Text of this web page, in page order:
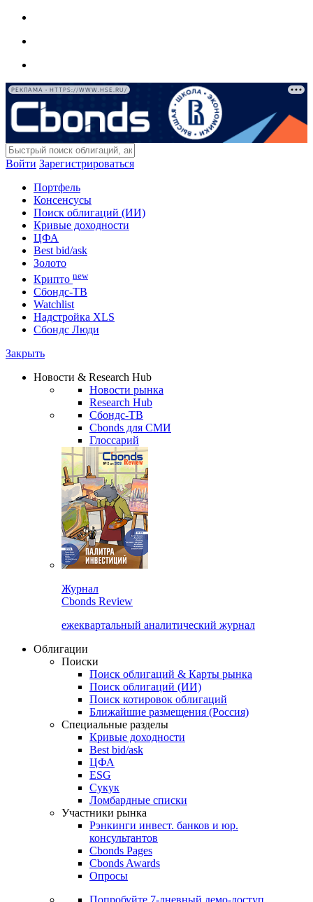
РЕКЛАМА • HTTPS://WWW.HSE.RU/
Войти Зарегистрироваться
Портфель
Консенсусы
Поиск облигаций (ИИ)
Кривые доходности
ЦФА
Best bid/ask
Золото
Крипто new
Сбондс-ТВ
Watchlist
Надстройка XLS
Сбондс Люди
Закрыть
Новости & Research Hub
Новости рынка
Research Hub
Сбондс-ТВ
Cbonds для СМИ
Глоссарий
Журнал
Cbonds Review
ежеквартальный аналитический журнал
Облигации
Поиски
Поиск облигаций & Карты рынка
Поиск облигаций (ИИ)
Поиск котировок облигаций
Ближайшие размещения (Россия)
Специальные разделы
Кривые доходности
Best bid/ask
ЦФА
ESG
Сукук
Ломбардные списки
Участники рынка
Рэнкинги инвест. банков и юр.
консультантов
Cbonds Pages
Cbonds Awards
Опросы
Попробуйте 7-дневный демо-доступ